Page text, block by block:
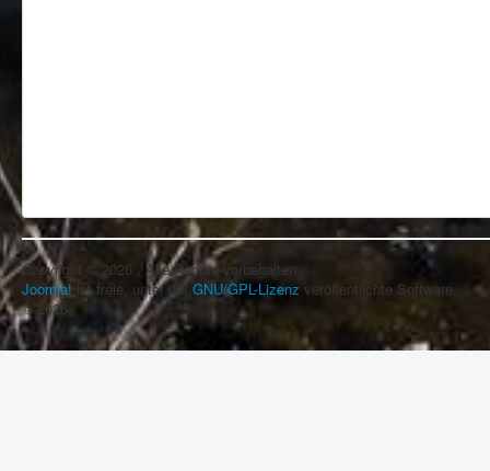
Copyright © 2026 . Alle Rechte vorbehalten.
Joomla! ist freie, unter der GNU/GPL-Lizenz veröffentlichte Software.
© 2026